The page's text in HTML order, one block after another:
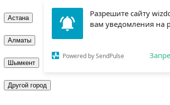
Разрешите сайту
вам уведомления на
Powered by SendPulse
Астана
Алматы
Шымкент
Другой город